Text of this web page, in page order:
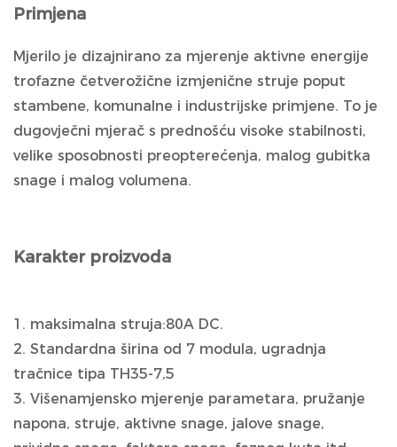
Primjena
Mjerilo je dizajnirano za mjerenje aktivne energije
trofazne četverožične izmjenične struje poput
stambene, komunalne i industrijske primjene. To je
dugovječni mjerač s prednošću visoke stabilnosti,
velike sposobnosti preopterećenja, malog gubitka
snage i malog volumena.
Karakter proizvoda
1. maksimalna struja:80A DC.
2. Standardna širina od 7 modula, ugradnja
tračnice tipa TH35-7,5
3. Višenamjensko mjerenje parametara, pružanje
napona, struje, aktivne snage, jalove snage,